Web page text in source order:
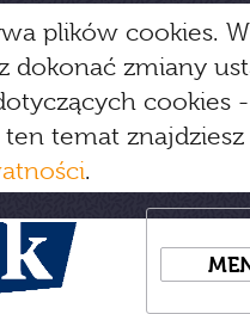
plików cookies.
dokonać zmiany
cookies
temat
.